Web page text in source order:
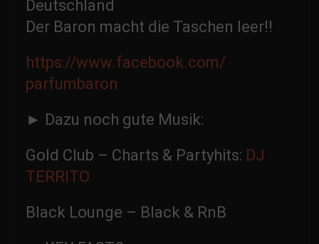
Deutschland
Der Baron macht die Taschen leer!!
https://www.facebook.com/
parfumbaron
► Dazu noch gute Musik:
Gold Club – Charts & Partyhits: DJ
TERRITO
Black Lounge – Black & RnB